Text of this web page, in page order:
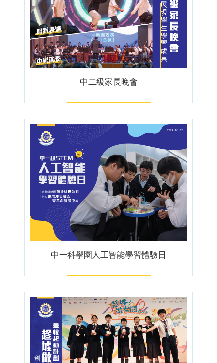
中二級家長晚會
中一科學園人工智能學習體驗日